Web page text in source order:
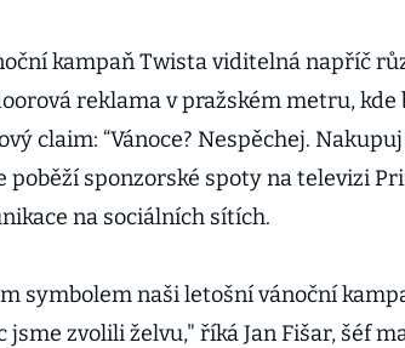
kampaň Twista viditelná napříč
reklama v pražském metru, kde
claim: “Vánoce? Nespěchej.
poběží sponzorské spoty na televizi
na sociálních sítích.
symbolem naši letošní vánoční
zvolili želvu," říká Jan Fišar, šéf